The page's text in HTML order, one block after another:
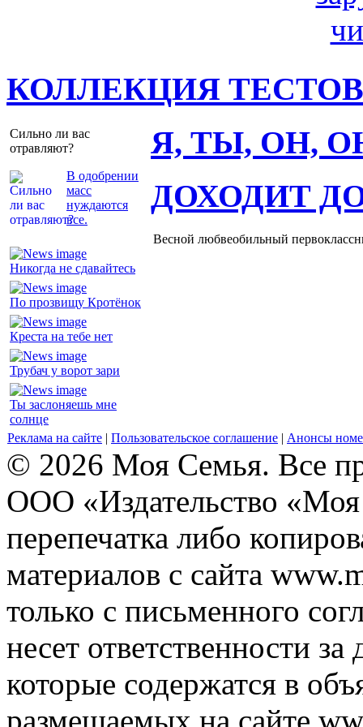
КОЛЛЕКЦИЯ ТЕСТОВ
Сильно ли вас
отравляют?
В одобрении
масс
нуждаются
все.
Я, ТЫ, ОН,
Никогда не сдавайтесь
По прозвищу Кротёнок
Креста на тебе нет
Трубач у ворот зари
Ты заслоняешь мне
солнце
ДОХОДИТ
Весной любвеобильный
Реклама на сайте | Пользовательское соглашение | Анонсы
© 2026 Моя Семья. Все
ООО «Издательство
перепечатка либо
материалов с сайта
только с письменного
несет ответственности
которые содержатся в
размещаемых на сайте